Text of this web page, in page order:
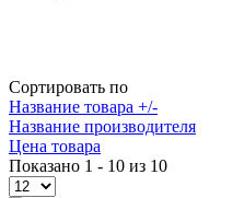
Сортировать по
Название товара +/-
Название производителя
Цена товара
Показано 1 - 10 из 10